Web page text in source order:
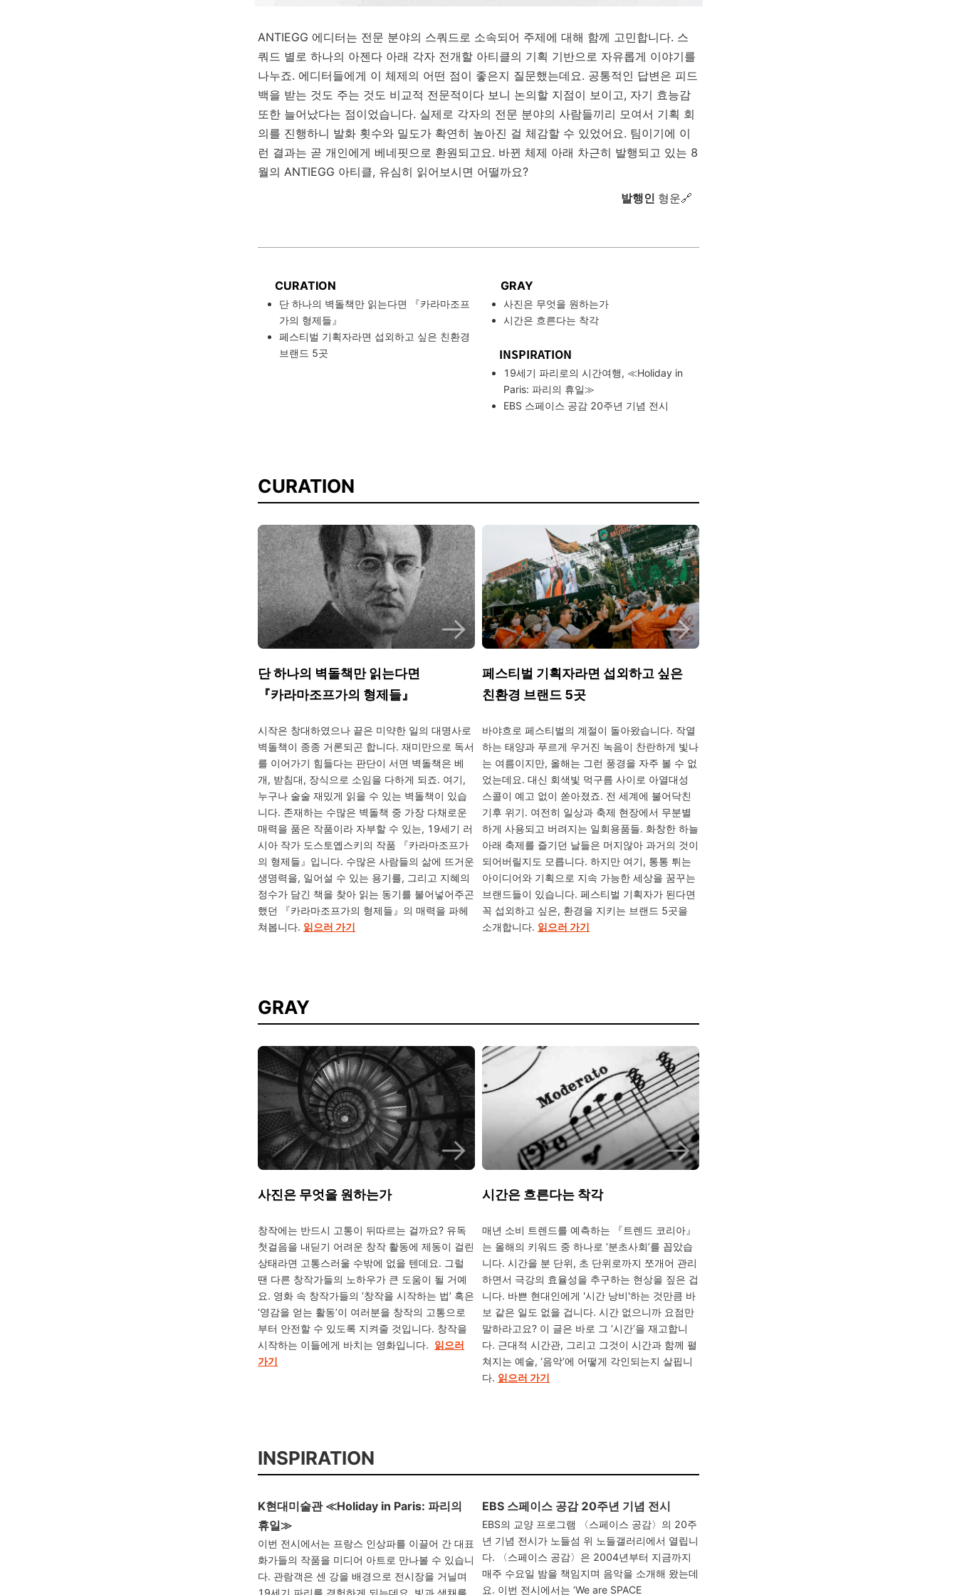
ANTIEGG 에디터는 전문 분야의 스쿼드로 소속되어 주제에 대해 함께 고민합니다. 스
쿼드 별로 하나의 아젠다 아래 각자 전개할 아티클의 기획 기반으로 자유롭게 이야기를
나누죠. 에디터들에게 이 체제의 어떤 점이 좋은지 질문했는데요. 공통적인 답변은 피드
백을 받는 것도 주는 것도 비교적 전문적이다 보니 논의할 지점이 보이고, 자기 효능감
또한 늘어났다는 점이었습니다. 실제로 각자의 전문 분야의 사람들끼리 모여서 기획 회
의를 진행하니 발화 횟수와 밀도가 확연히 높아진 걸 체감할 수 있었어요. 팀이기에 이
런 결과는 곧 개인에게 베네핏으로 환원되고요. 바뀐 체제 아래 차근히 발행되고 있는 8
월의 ANTIEGG 아티클, 유심히 읽어보시면 어떨까요?
발행인 형운🔗
CURATION
단 하나의 벽돌책만 읽는다면 『카라마조프
가의 형제들』
페스티벌 기획자라면 섭외하고 싶은 친환경
브랜드 5곳
GRAY
사진은 무엇을 원하는가
시간은 흐른다는 착각
INSPIRATION
19세기 파리로의 시간여행, ≪Holiday in
Paris: 파리의 휴일≫
EBS 스페이스 공감 20주년 기념 전시
CURATION
단 하나의 벽돌책만 읽는다면
『카라마조프가의 형제들』
시작은 창대하였으나 끝은 미약한 일의 대명사로
벽돌책이 종종 거론되곤 합니다. 재미만으로 독서
를 이어가기 힘들다는 판단이 서면 벽돌책은 베
개, 받침대, 장식으로 소임을 다하게 되죠. 여기,
누구나 술술 재밌게 읽을 수 있는 벽돌책이 있습
니다. 존재하는 수많은 벽돌책 중 가장 다채로운
매력을 품은 작품이라 자부할 수 있는, 19세기 러
시아 작가 도스토옙스키의 작품 『카라마조프가
의 형제들』입니다. 수많은 사람들의 삶에 뜨거운
생명력을, 일어설 수 있는 용기를, 그리고 지혜의
정수가 담긴 책을 찾아 읽는 동기를 불어넣어주곤
했던 『카라마조프가의 형제들』의 매력을 파헤
쳐봅니다. 읽으러 가기
페스티벌 기획자라면 섭외하고 싶은
친환경 브랜드 5곳
바야흐로 페스티벌의 계절이 돌아왔습니다. 작열
하는 태양과 푸르게 우거진 녹음이 찬란하게 빛나
는 여름이지만, 올해는 그런 풍경을 자주 볼 수 없
었는데요. 대신 회색빛 먹구름 사이로 아열대성
스콜이 예고 없이 쏟아졌죠. 전 세계에 불어닥친
기후 위기. 여전히 일상과 축제 현장에서 무분별
하게 사용되고 버려지는 일회용품들. 화창한 하늘
아래 축제를 즐기던 날들은 머지않아 과거의 것이
되어버릴지도 모릅니다. 하지만 여기, 통통 튀는
아이디어와 기획으로 지속 가능한 세상을 꿈꾸는
브랜드들이 있습니다. 페스티벌 기획자가 된다면
꼭 섭외하고 싶은, 환경을 지키는 브랜드 5곳을
소개합니다. 읽으러 가기
GRAY
사진은 무엇을 원하는가
창작에는 반드시 고통이 뒤따르는 걸까요? 유독
첫걸음을 내딛기 어려운 창작 활동에 제동이 걸린
상태라면 고통스러울 수밖에 없을 텐데요. 그럴
땐 다른 창작가들의 노하우가 큰 도움이 될 거예
요. 영화 속 창작가들의 ‘창작을 시작하는 법’ 혹은
‘영감을 얻는 활동’이 여러분을 창작의 고통으로
부터 안전할 수 있도록 지켜줄 것입니다. 창작을
시작하는 이들에게 바치는 영화입니다. 읽으러
가기
시간은 흐른다는 착각
매년 소비 트렌드를 예측하는 『트렌드 코리아』
는 올해의 키워드 중 하나로 ‘분초사회’를 꼽았습
니다. 시간을 분 단위, 초 단위로까지 쪼개어 관리
하면서 극강의 효율성을 추구하는 현상을 짚은 겁
니다. 바쁜 현대인에게 '시간 낭비'하는 것만큼 바
보 같은 일도 없을 겁니다. 시간 없으니까 요점만
말하라고요? 이 글은 바로 그 ‘시간’을 재고합니
다. 근대적 시간관, 그리고 그것이 시간과 함께 펼
쳐지는 예술, ‘음악’에 어떻게 각인되는지 살핍니
다. 읽으러 가기
INSPIRATION
K현대미술관 ≪Holiday in Paris: 파리의
휴일≫
이번 전시에서는 프랑스 인상파를 이끌어 간 대표
화가들의 작품을 미디어 아트로 만나볼 수 있습니
다. 관람객은 센 강을 배경으로 전시장을 거닐며
19세기 파리를 경험하게 되는데요. 빛과 색채를
EBS 스페이스 공감 20주년 기념 전시
EBS의 교양 프로그램 〈스페이스 공감〉의 20주
년 기념 전시가 노들섬 위 노들갤러리에서 열립니
다. 〈스페이스 공감〉은 2004년부터 지금까지
매주 수요일 밤을 책임지며 음악을 소개해 왔는데
요. 이번 전시에서는 ‘We are SPACE